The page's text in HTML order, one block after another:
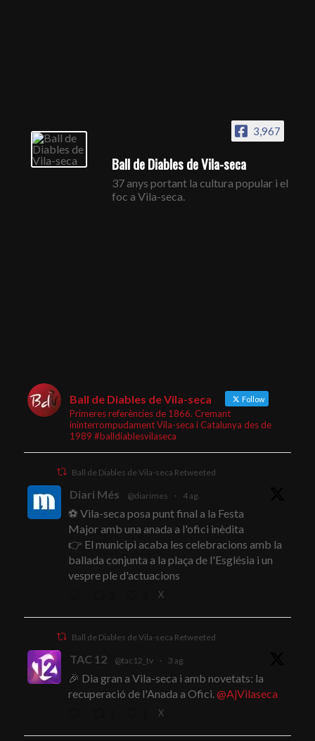
3,967
Ball de Diables de Vila-seca
37 anys portant la cultura popular i el
foc a Vila-seca.
Ball de Diables de Vila-seca Follow
Primeres referències de 1866. Cremant
ininterrompudament Vila-seca i Catalunya des de
1989 #balldiablesvilaseca
Ball de Diables de Vila-seca Retweeted
Diari Més @diarimes · 4 ag.
⚽ Vila-seca posa punt final a la Festa
Major amb una anada a l'ofici inèdita
👉 El municipi acaba les celebracions amb la
ballada conjunta a la plaça de l'Església i un
vespre ple d'actuacions
X
Ball de Diables de Vila-seca Retweeted
TAC 12 @tac12_tv · 3 ag.
🎉 Dia gran a Vila-seca i amb novetats: la
recuperació de l'Anada a Ofici.@AjVilaseca
X